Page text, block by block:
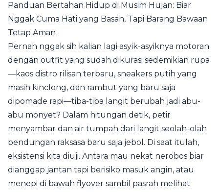
Panduan Bertahan Hidup di Musim Hujan: Biar
Nggak Cuma Hati yang Basah, Tapi Barang Bawaan
Tetap Aman
Pernah nggak sih kalian lagi asyik-asyiknya motoran
dengan outfit yang sudah dikurasi sedemikian rupa
—kaos distro rilisan terbaru, sneakers putih yang
masih kinclong, dan rambut yang baru saja
dipomade rapi—tiba-tiba langit berubah jadi abu-
abu monyet? Dalam hitungan detik, petir
menyambar dan air tumpah dari langit seolah-olah
bendungan raksasa baru saja jebol. Di saat itulah,
eksistensi kita diuji. Antara mau nekat nerobos biar
dianggap jantan tapi berisiko masuk angin, atau
menepi di bawah flyover sambil pasrah melihat